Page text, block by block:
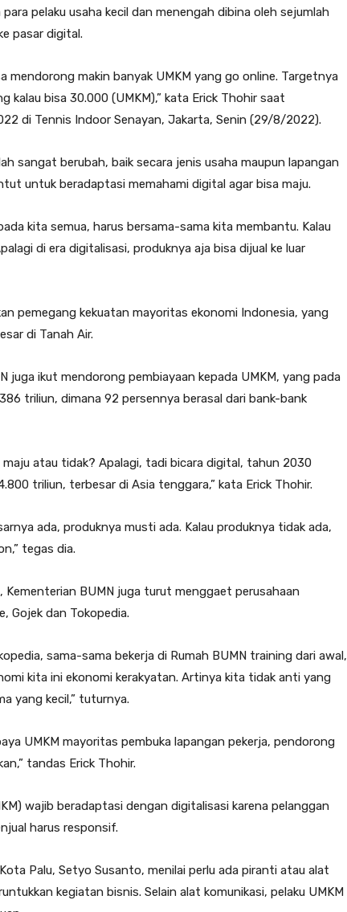
pelaku usaha kecil dan menengah dibina oleh sejumlah
pasar digital.
mendorong makin banyak UMKM yang go online. Targetnya
kalau bisa 30.000 (UMKM),” kata Erick Thohir saat
di Tennis Indoor Senayan, Jakarta, Senin (29/8/2022).
sangat berubah, baik secara jenis usaha maupun lapangan
untuk beradaptasi memahami digital agar bisa maju.
kita semua, harus bersama-sama kita membantu. Kalau
di era digitalisasi, produknya aja bisa dijual ke luar
pemegang kekuatan mayoritas ekonomi Indonesia, yang
di Tanah Air.
juga ikut mendorong pembiayaan kepada UMKM, yang pada
triliun, dimana 92 persennya berasal dari bank-bank
maju atau tidak? Apalagi, tadi bicara digital, tahun 2030
triliun, terbesar di Asia tenggara,” kata Erick Thohir.
ada, produknya musti ada. Kalau produknya tidak ada,
tegas dia.
Kementerian BUMN juga turut menggaet perusahaan
Gojek dan Tokopedia.
sama-sama bekerja di Rumah BUMN training dari awal,
kita ini ekonomi kerakyatan. Artinya kita tidak anti yang
yang kecil,” tuturnya.
UMKM mayoritas pembuka lapangan pekerja, pendorong
tandas Erick Thohir.
wajib beradaptasi dengan digitalisasi karena pelanggan
harus responsif.
Palu, Setyo Susanto, menilai perlu ada piranti atau alat
kegiatan bisnis. Selain alat komunikasi, pelaku UMKM